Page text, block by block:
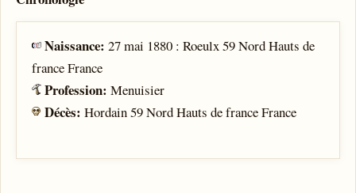
Naissance:27 mai 1880 : Roeulx 59 Nord Hauts de
france France
Profession:Menuisier
Décès:Hordain 59 Nord Hauts de france France